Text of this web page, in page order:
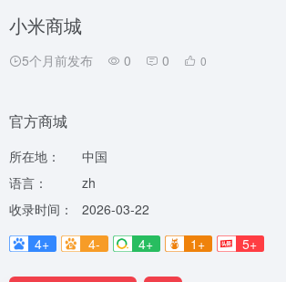
小米商城
5个月前发布 0 0 0
官方商城
所在地：
中国
语言：
zh
收录时间：
2026-03-22
4+
4- 4+ 1+ 5+